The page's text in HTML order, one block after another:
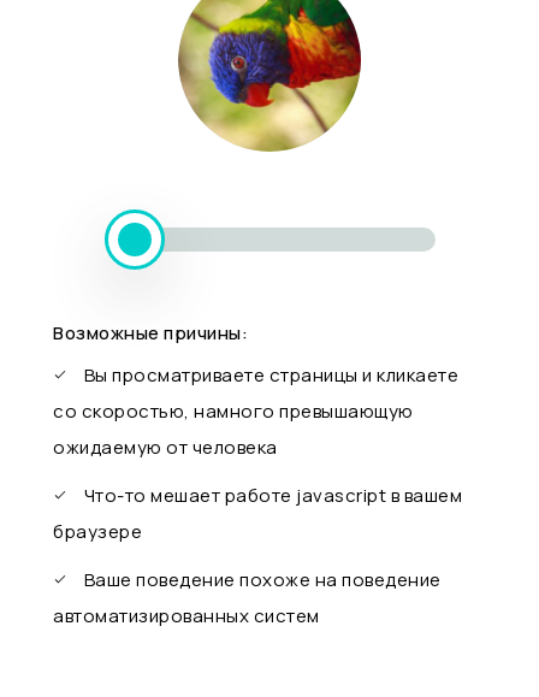
Возможные причины:
Вы просматриваете страницы и кликаете
со скоростью, намного превышающую
ожидаемую от человека
Что-то мешает работе javascript в вашем
браузере
Ваше поведение похоже на поведение
автоматизированных систем